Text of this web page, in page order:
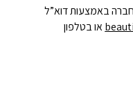
באמצעות דוא”ל
או בטלפון